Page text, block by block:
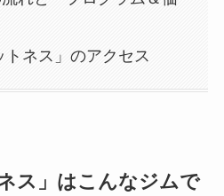
トネス」のアクセス
ス」はこんなジムで